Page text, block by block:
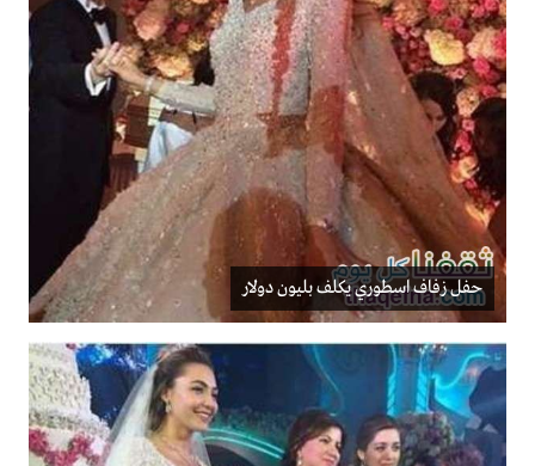
حفل زفاف اسطوري يكلف بليون دولار